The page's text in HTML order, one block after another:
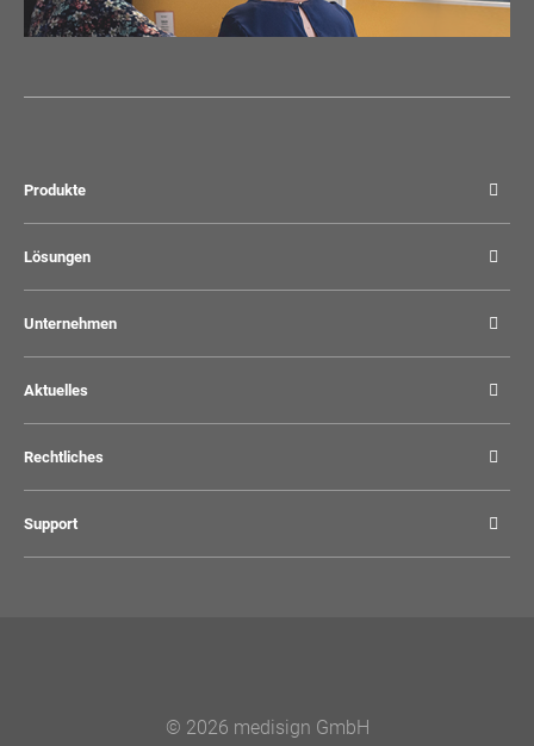
Produkte
Lösungen
Unternehmen
Aktuelles
Rechtliches
Support
© 2026 medisign GmbH